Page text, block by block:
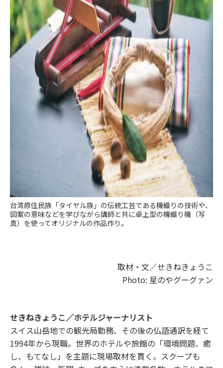
台湾原住民族「タイヤル族」の伝統工芸である機織りの技術や、
図案の意味などを学びながら講師と共に卓上型の機織り機（写
真）を使ってオリジナルの作品作り。
取材・文／せきねきょうこ
Photo: 星のやグーグァン
せきねきょうこ／ホテルジャーナリスト
スイス山岳地での観光局勤務、その後の仏語通訳を経て
1994年から現職。世界のホテルや旅館の「環境問題、癒
し、もてなし」を主題に現場取材を貫く。スクープも